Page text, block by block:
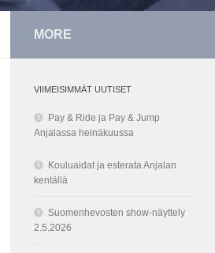
MORE
VIIMEISIMMÄT UUTISET
Pay & Ride ja Pay & Jump
Anjalassa heinäkuussa
Kouluaidat ja esterata Anjalan
kentällä
Suomenhevosten show-näyttely
2.5.2026